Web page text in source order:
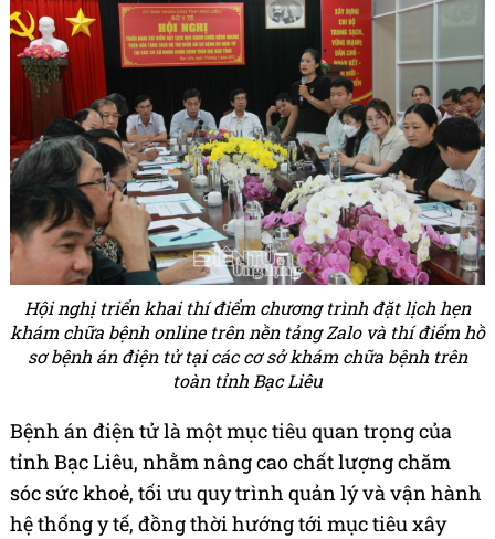
Hội nghị triển khai thí điểm chương trình đặt lịch hẹn
khám chữa bệnh online trên nền tảng Zalo và thí điểm hồ
sơ bệnh án điện tử tại các cơ sở khám chữa bệnh trên
toàn tỉnh Bạc Liêu
Bệnh án điện tử là một mục tiêu quan trọng của
tỉnh Bạc Liêu, nhằm nâng cao chất lượng chăm
sóc sức khoẻ, tối ưu quy trình quản lý và vận hành
hệ thống y tế, đồng thời hướng tới mục tiêu xây